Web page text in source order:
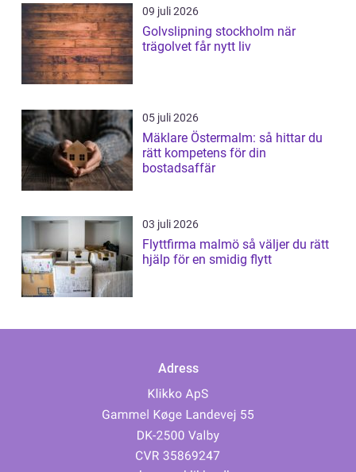
09 juli 2026
Golvslipning stockholm när
trägolvet får nytt liv
05 juli 2026
Mäklare Östermalm: så hittar du
rätt kompetens för din
bostadsaffär
03 juli 2026
Flyttfirma malmö så väljer du rätt
hjälp för en smidig flytt
Adress